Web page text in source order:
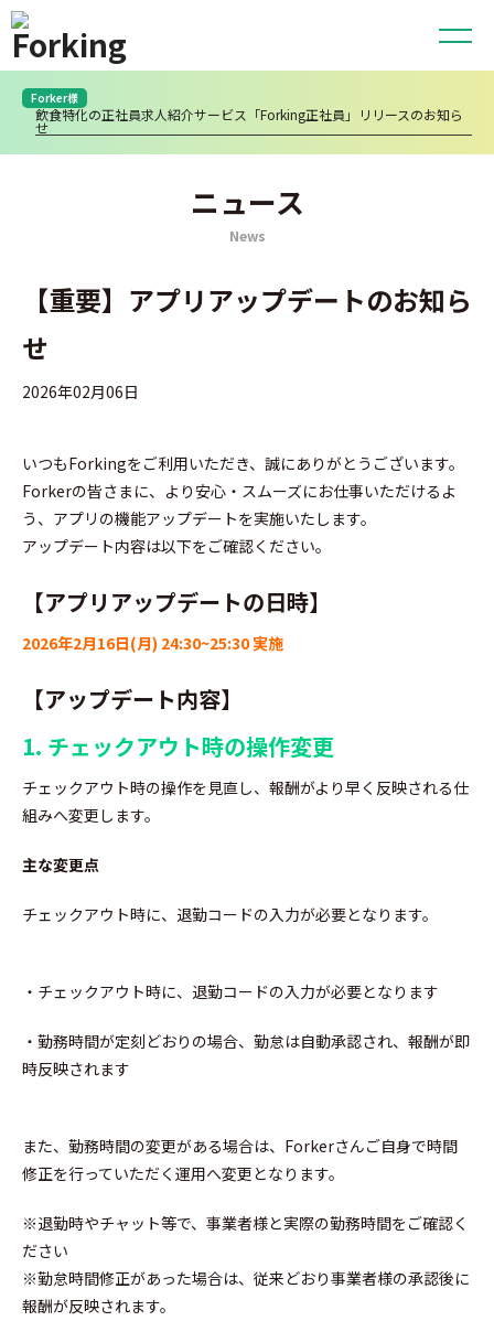
Forker様
飲食特化の正社員求人紹介サービス「Forking正社員」リリースのお知ら
せ
ニュース
News
【重要】アプリアップデートのお知ら
せ
2026年02月06日
いつもForkingをご利用いただき、誠にありがとうございます。
Forkerの皆さまに、より安心・スムーズにお仕事いただけるよ
う、アプリの機能アップデートを実施いたします。
アップデート内容は以下をご確認ください。
【アプリアップデートの日時】
2026年2月16日(月) 24:30~25:30 実施
【アップデート内容】
1. チェックアウト時の操作変更
チェックアウト時の操作を見直し、報酬がより早く反映される仕
組みへ変更します。
主な変更点
チェックアウト時に、退勤コードの入力が必要となります。
・チェックアウト時に、退勤コードの入力が必要となります
・勤務時間が定刻どおりの場合、勤怠は自動承認され、報酬が即
時反映されます
また、勤務時間の変更がある場合は、Forkerさんご自身で時間
修正を行っていただく運用へ変更となります。
※退勤時やチャット等で、事業者様と実際の勤務時間をご確認く
ださい
※勤怠時間修正があった場合は、従来どおり事業者様の承認後に
報酬が反映されます。